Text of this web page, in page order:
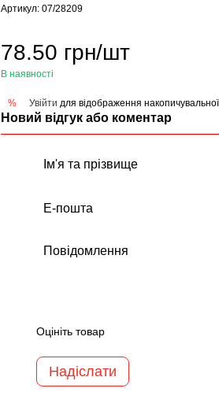
Артикул: 07/28209
78.50 грн/шт
В наявності
% Увійти для відображення
Новий відгук або коментар
Оцініть товар
Надіслати